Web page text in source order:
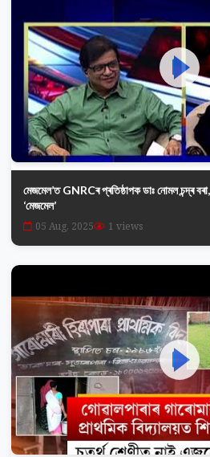
মেজমেল’ত GNRCৰ প্ৰতিষ্ঠাপক ডাঃ নোমল চন্দ্ৰ
‘মেজমেল’
05 Aug, 2025
1 views